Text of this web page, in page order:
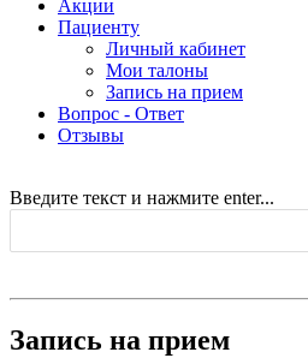
Акции
Пациенту
Личный кабинет
Мои талоны
Запись на прием
Вопрос - Ответ
Отзывы
Введите текст и нажмите enter...
Запись на прием